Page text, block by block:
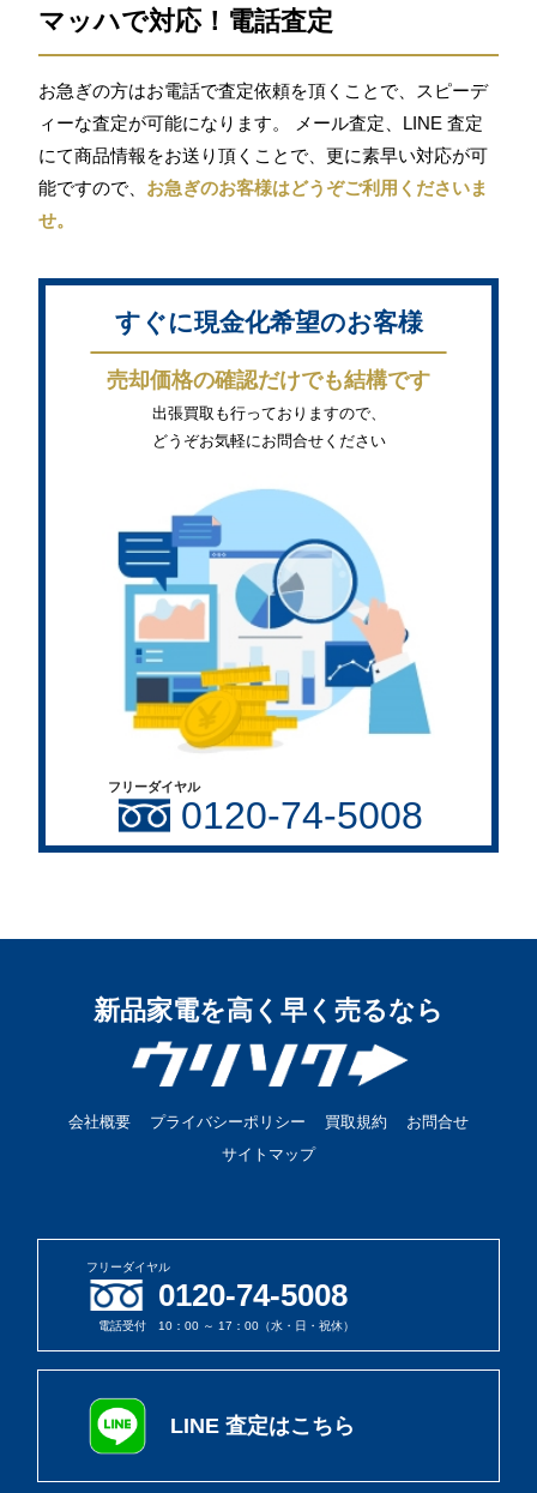
マッハで対応！電話査定
お急ぎの方はお電話で査定依頼を頂くことで、スピーデ
ィーな査定が可能になります。 メール査定、LINE 査定
にて商品情報をお送り頂くことで、更に素早い対応が可
能ですので、 お急ぎのお客様はどうぞご利用くださいま
せ。
すぐに現金化希望のお客様
売却価格の確認だけでも結構です
出張買取も行っておりますので、
どうぞお気軽にお問合せください
フリーダイヤル
0120-74-5008
新品家電を高く早く売るなら
会社概要 プライバシーポリシー 買取規約
お問合せ
サイトマップ
フリーダイヤル
0120-74-5008
電話受付 10：00 ～ 17：00（水・日・祝休）
LINE 査定はこちら